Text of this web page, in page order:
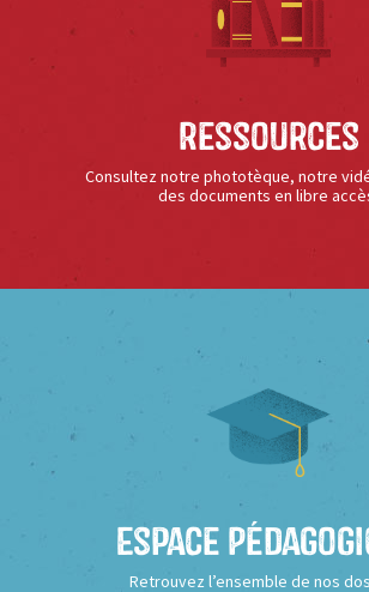
Ressources
Consultez notre phototèque, notre
des documents en libre
Espace
Retrouvez l’ensemble de nos